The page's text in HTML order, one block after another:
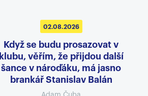
02.08.2026
Když se budu prosazovat v
klubu, věřím, že přijdou další
šance v nároďáku, má jasno
brankář Stanislav Balán